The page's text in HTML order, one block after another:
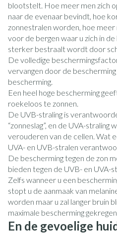
blootstelt. Hoe meer men zich
naar de evenaar bevindt, hoe
zonnestralen worden, hoe
voor de bergen waar u zich in
sterker bestraalt wordt door
De volledige
vervangen door de
bescherming.
Een heel hoge bescherming
roekeloos te zonnen.
De UVB-straling is
“zonneslag”, en de UVA-straling
verouderen van de cellen. Wat
UVA- en UVB-stralen
De bescherming tegen de zon
bieden tegen de UVB- en UVA-
Zelfs wanneer u een
stopt u de aanmaak van
worden maar u zal langer bruin
maximale bescherming
En de gevoelige